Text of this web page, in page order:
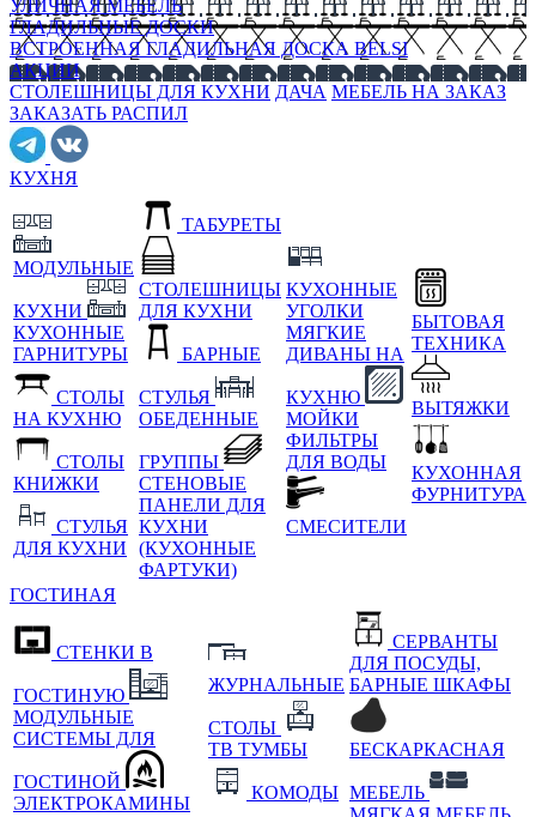
УЛИЧНАЯ МЕБЕЛЬ
ГЛАДИЛЬНЫЕ ДОСКИ
ВСТРОЕННАЯ ГЛАДИЛЬНАЯ ДОСКА BELSI
АКЦИИ
СТОЛЕШНИЦЫ ДЛЯ КУХНИ ДАЧА МЕБЕЛЬ НА ЗАКАЗ
ЗАКАЗАТЬ РАСПИЛ
КУХНЯ
МОДУЛЬНЫЕ
КУХНИ
КУХОННЫЕ
ГАРНИТУРЫ
СТОЛЫ
НА КУХНЮ
СТОЛЫ
КНИЖКИ
СТУЛЬЯ
ДЛЯ КУХНИ
ТАБУРЕТЫ
СТОЛЕШНИЦЫ
ДЛЯ КУХНИ
БАРНЫЕ
СТУЛЬЯ
ОБЕДЕННЫЕ
ГРУППЫ
СТЕНОВЫЕ
ПАНЕЛИ ДЛЯ
КУХНИ
(КУХОННЫЕ
ФАРТУКИ)
КУХОННЫЕ
УГОЛКИ
МЯГКИЕ
ДИВАНЫ НА
КУХНЮ
МОЙКИ
ФИЛЬТРЫ
ДЛЯ ВОДЫ
СМЕСИТЕЛИ
БЫТОВАЯ
ТЕХНИКА
ВЫТЯЖКИ
КУХОННАЯ
ФУРНИТУРА
ГОСТИНАЯ
СТЕНКИ В
ГОСТИНУЮ
МОДУЛЬНЫЕ
СИСТЕМЫ ДЛЯ
ГОСТИНОЙ
ЭЛЕКТРОКАМИНЫ
ЖУРНАЛЬНЫЕ
СТОЛЫ
ТВ ТУМБЫ
КОМОДЫ
СЕРВАНТЫ
ДЛЯ ПОСУДЫ,
БАРНЫЕ ШКАФЫ
БЕСКАРКАСНАЯ
МЕБЕЛЬ